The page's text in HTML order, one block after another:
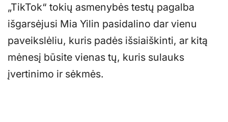
„TikTok“ tokių asmenybės testų pagalba
išgarsėjusi Mia Yilin pasidalino dar vienu
paveikslėliu, kuris padės išsiaiškinti, ar kitą
mėnesį būsite vienas tų, kuris sulauks
įvertinimo ir sėkmės.